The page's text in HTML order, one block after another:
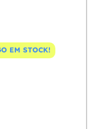
EM STOCK!